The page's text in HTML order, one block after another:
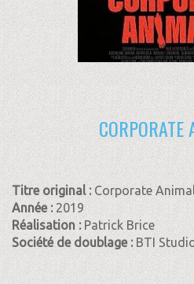
Titre original : Corporate
Année : 2019
Réalisation :Patrick Brice
Société de doublage :BTI